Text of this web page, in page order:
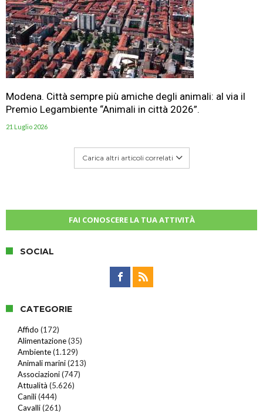
Modena. Città sempre più amiche degli animali: al via il
Premio Legambiente “Animali in città 2026”.
21 Luglio 2026
Carica altri articoli correlati
FAI CONOSCERE LA TUA ATTIVITÀ
SOCIAL
CATEGORIE
Affido (172)
Alimentazione(35)
Ambiente(1.129)
Animali marini(213)
Associazioni(747)
Attualità (5.626)
Canili(444)
Cavalli(261)